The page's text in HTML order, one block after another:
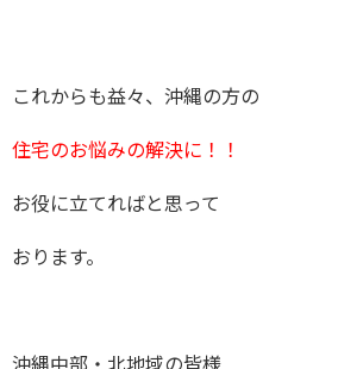
これからも益々、沖縄の方の
住宅のお悩みの解決に！！
お役に立てればと思って
おります。
沖縄中部・北地域の皆様